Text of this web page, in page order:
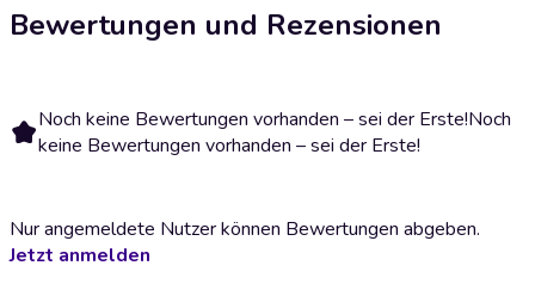
Bewertungen und Rezensionen
Noch keine Bewertungen vorhanden – sei der Erste!Noch
keine Bewertungen vorhanden – sei der Erste!
Nur angemeldete Nutzer können Bewertungen abgeben.
Jetzt anmelden